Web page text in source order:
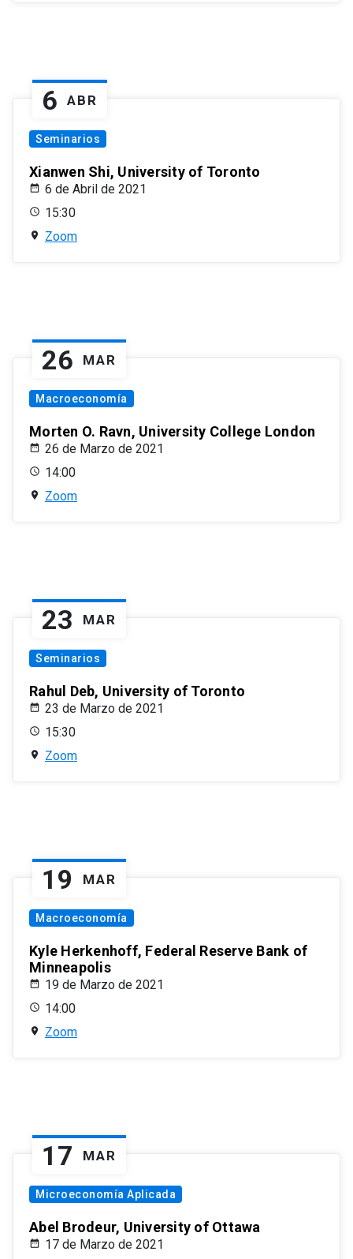
6 ABR
Seminarios
Xianwen Shi, University of Toronto
6 de Abril de 2021
15:30
Zoom
26 MAR
Macroeconomía
Morten O. Ravn, University College London
26 de Marzo de 2021
14:00
Zoom
23 MAR
Seminarios
Rahul Deb, University of Toronto
23 de Marzo de 2021
15:30
Zoom
19 MAR
Macroeconomía
Kyle Herkenhoff, Federal Reserve Bank of
Minneapolis
19 de Marzo de 2021
14:00
Zoom
17 MAR
Microeconomía Aplicada
Abel Brodeur, University of Ottawa
17 de Marzo de 2021